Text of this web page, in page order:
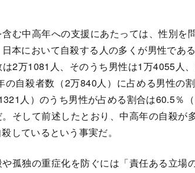
む中高年への支援にあたっては、性別を
本において自殺する人の多くが男性であ
は2万1081人、そのうち男性は1万4055人
の自殺者数（2万840人）に占める男性の
人）のうち男性が占める割合は60.5％
そして前述したとおり、中高年の自殺が
しているという事実だ。
孤独の重症化を防ぐには「責任ある立場